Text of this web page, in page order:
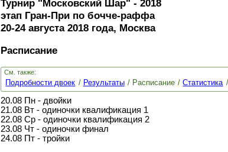
Турнир "Московский Шар" - 2018
этап Гран-При по бочче-раффа
20-24 августа 2018 года, Москва
Расписание
См. также:
Подробности двоек Результаты Расписание Статистика
20.08 Пн - двойки
21.08 Вт - одиночки квалификация 1
22.08 Ср - одиночки квалификация 2
23.08 Чт - одиночки финал
24.08 Пт - тройки